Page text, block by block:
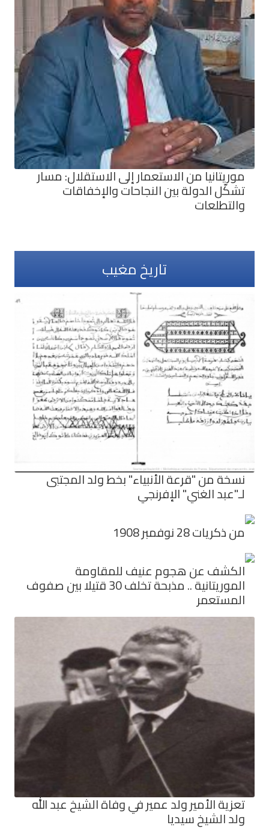
موريتانيا من الاستعمار إلى الاستقلال: مسار
تشكّل الدولة بين النجاحات والإخفاقات
والتطلعات
تاريخ مغيب
نسخة من "قرعة الأنبياء" بخط ولد المجتبى
لـ"عبد الغني" الإفرنجي
من ذكريات 28 نوفمبر 1908
الكشف عن هجوم عنيف للمقاومة
الموريتانية .. مذبحة تخلف 30 قتيلا بين صفوف
المستعمر
تعزية الأمير ولد عمير في وفاة الشيخ عبد الله
ولد الشيخ سيديا